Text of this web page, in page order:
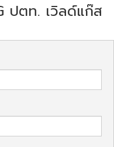
ปตท. เวิลด์แก๊ส